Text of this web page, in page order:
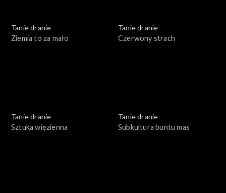
Tanie dranie
Ziemia to za mało
Tanie dranie
Czerwony strach
Tanie dranie
Sztuka więzienna
Tanie dranie
Subkultura buntu mas